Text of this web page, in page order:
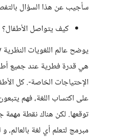
سأجيب عن هذا السؤال
كيف يتواصل الأطفال؟
هي قدرة فطرية عند جميع
الإحتياجات الخاصة-. كل
على اكتساب اللغة، فهم
توقعها. لكن هناك نقطة مهمة
مبرمج لتعلم أي لغة